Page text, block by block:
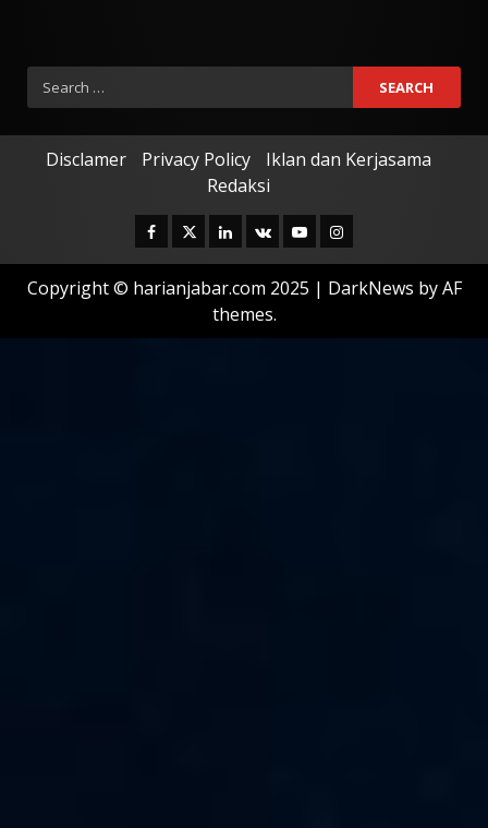
Search
for:
Disclamer Privacy Policy
Iklan dan Kerjasama
Redaksi
Facebook
TwitterLinkedin
VK YoutubeInstagram
Copyright © harianjabar.com 2025 | DarkNews by AF
themes.